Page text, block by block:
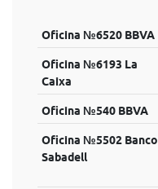
Oficina №6520 BBVA
Oficina №6193 La
Caixa
Oficina №540 BBVA
Oficina №5502 Banco
Sabadell